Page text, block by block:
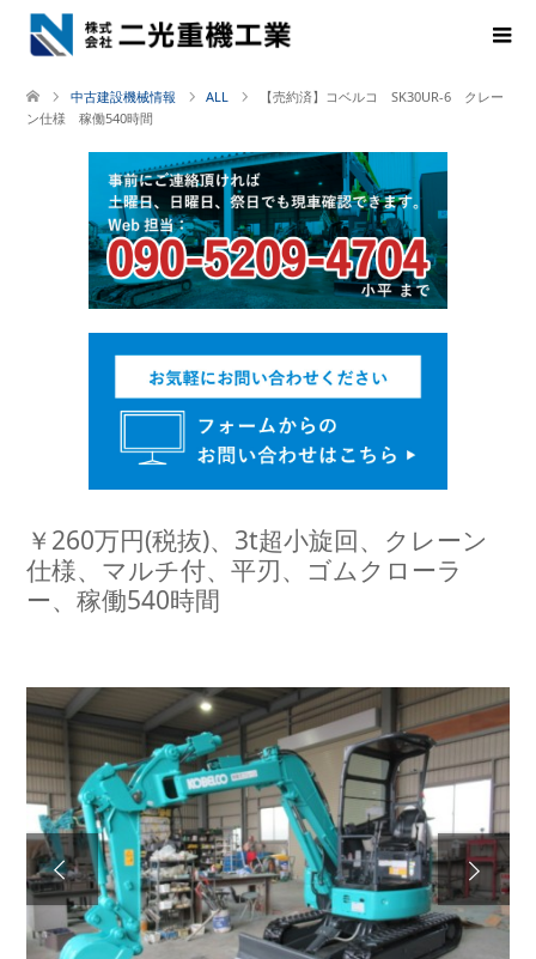
中古建設機械情報 ALL
【売約済】コベルコ SK30UR-6 クレー
ン仕様 稼働540時間
￥260万円(税抜)、3t超小旋回、クレーン
仕様、マルチ付、平刃、ゴムクローラ
ー、稼働540時間
Next